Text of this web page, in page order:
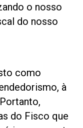
o nosso
do nosso
como
à
do Fisco que